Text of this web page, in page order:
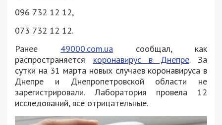
096 732 12 12,
073 732 12 12.
Ранее 49000.com.ua сообщал, как
распространяется коронавирус в Днепре. За
сутки на 31 марта новых случаев коронавируса в
Днепре и Днепропетровской области не
зарегистрировали. Лаборатория провела 12
исследований, все отрицательные.